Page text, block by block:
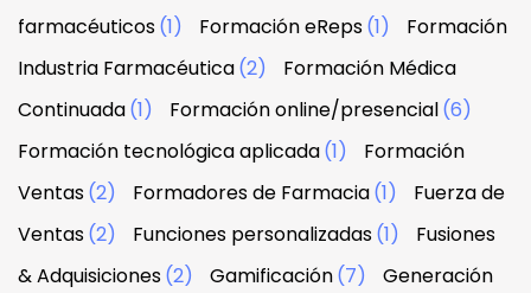
farmacéuticos(1) Formación eReps(1)
Formación
Industria Farmacéutica(2)
Formación Médica
Continuada(1) Formación online/presencial(6)
Formación tecnológica aplicada(1)
Formación
Ventas(2) Formadores de Farmacia(1)
Fuerza de
Ventas(2) Funciones personalizadas(1)
Fusiones
& Adquisiciones(2) Gamificación(7)
Generación